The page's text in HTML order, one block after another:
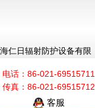
仁日辐射防护设备有限
电话：86-021-69515711
传真：86-021-69515712
客服